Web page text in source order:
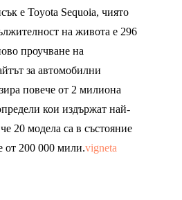
е Toyota Sequoia, чиято
на живота е 296
проучване на
за автомобилни
повече от 2 милиона
кои издържат най-
20 модела са в състояние
от 200 000 мили.vigneta